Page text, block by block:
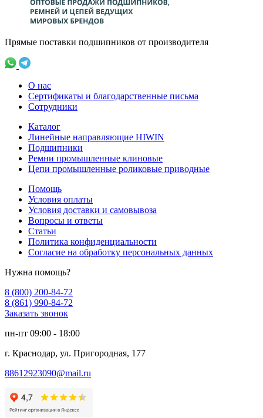
Прямые поставки подшипников от производителя
О нас
Сертификаты и благодарственные письма
Сотрудники
Каталог
Линейные направляющие HIWIN
Подшипники
Ремни промышленные клиновые
Цепи промышленные роликовые приводные
Помощь
Условия оплаты
Условия доставки и самовывоза
Вопросы и ответы
Статьи
Политика конфиденциальности
Согласие на обработку персональных данных
Нужна помощь?
8 (800) 200-84-72
8 (861) 990-84-72
Заказать звонок
пн-пт 09:00 - 18:00
г. Краснодар, ул. Пригородная, 177
88612923090@mail.ru